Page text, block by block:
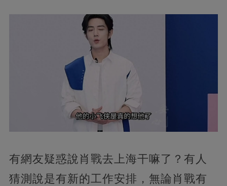
有網友疑惑說肖戰去上海干嘛了？有人
猜測說是有新的工作安排，無論肖戰有